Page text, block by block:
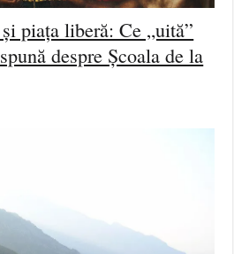
piața liberă: Ce „uită”
despre Școala de la